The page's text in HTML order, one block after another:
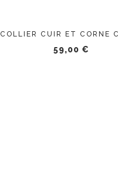
COLLIER CUIR ET CORNE
59,00 €